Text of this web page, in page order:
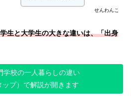
せんわんこ
生と大学生の大きな違いは、「出身
学校の一人暮らしの違い
ップ）で解説が開きます